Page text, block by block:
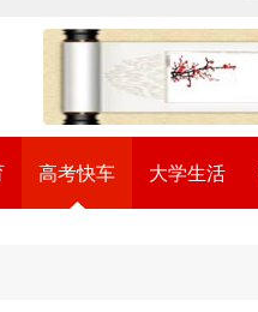
高考快车 大学生活